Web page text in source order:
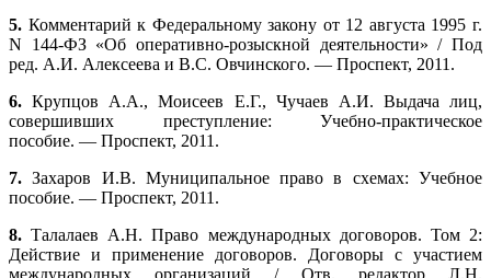
5. Комментарий к Федеральному закону от 12 августа 1995 г.
N 144-ФЗ «Об оперативно-розыскной деятельности» / Под
ред. А.И. Алексеева и В.С. Овчинского. — Проспект, 2011.
6. Крупцов А.А., Моисеев Е.Г., Чучаев А.И. Выдача лиц,
совершивших преступление: Учебно-практическое
пособие. — Проспект, 2011.
7. Захаров И.В. Муниципальное право в схемах: Учебное
пособие. — Проспект, 2011.
8. Талалаев А.Н. Право международных договоров. Том 2:
Действие и применение договоров. Договоры с участием
международных организаций / Отв. редактор Л.Н.